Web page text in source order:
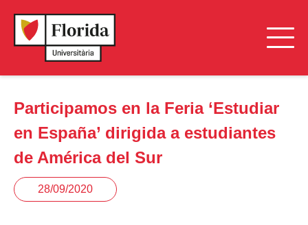
Participamos en la Feria ‘Estudiar
en España’ dirigida a estudiantes
de América del Sur
28/09/2020